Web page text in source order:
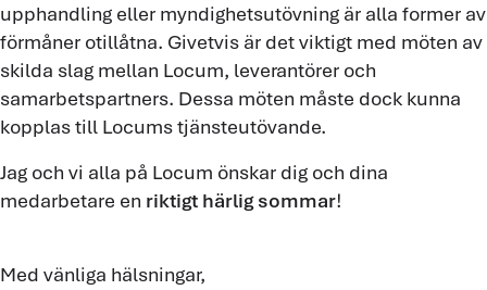
upphandling eller myndighetsutövning är alla former av
förmåner otillåtna. Givetvis är det viktigt med möten av
skilda slag mellan Locum, leverantörer och
samarbetspartners. Dessa möten måste dock kunna
kopplas till Locums tjänsteutövande.
Jag och vi alla på Locum önskar dig och dina
medarbetare en riktigt härlig sommar!
Med vänliga hälsningar,